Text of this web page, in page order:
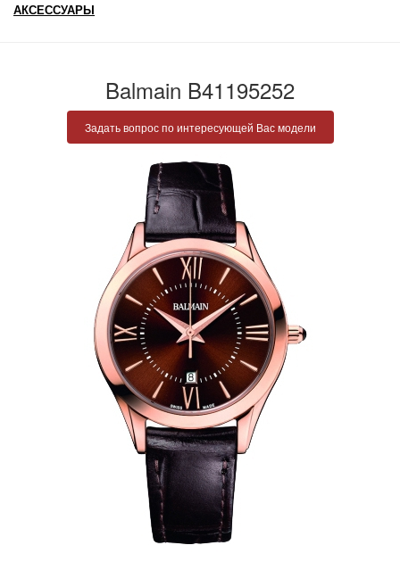
АКСЕССУАРЫ
Balmain B41195252
Задать вопрос по интересующей Вас модели